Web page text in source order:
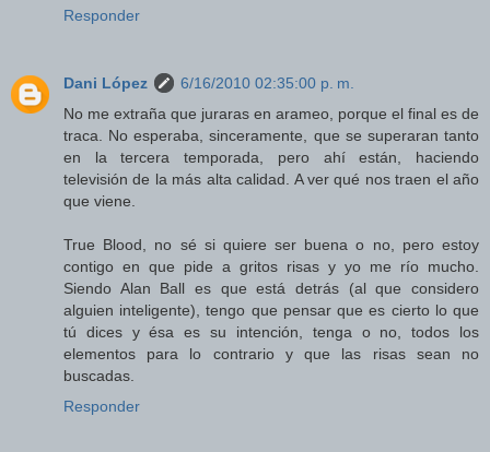
Responder
Dani López
6/16/2010 02:35:00 p. m.
No me extraña que juraras en arameo, porque el final es de
traca. No esperaba, sinceramente, que se superaran tanto
en la tercera temporada, pero ahí están, haciendo
televisión de la más alta calidad. A ver qué nos traen el año
que viene.
True Blood, no sé si quiere ser buena o no, pero estoy
contigo en que pide a gritos risas y yo me río mucho.
Siendo Alan Ball es que está detrás (al que considero
alguien inteligente), tengo que pensar que es cierto lo que
tú dices y ésa es su intención, tenga o no, todos los
elementos para lo contrario y que las risas sean no
buscadas.
Responder